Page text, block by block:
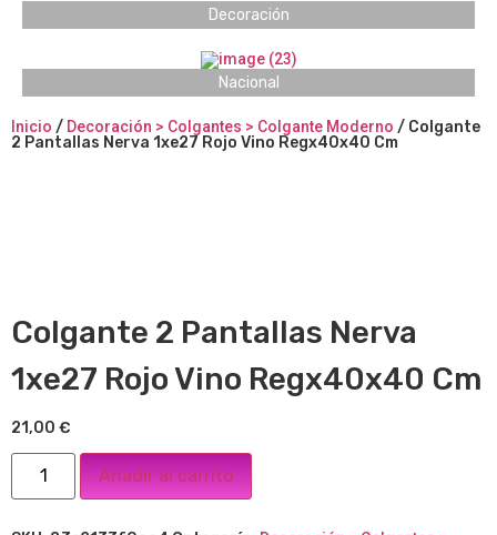
Decoración
Nacional
Inicio / Decoración > Colgantes > Colgante Moderno / Colgante
2 Pantallas Nerva 1xe27 Rojo Vino Regx40x40 Cm
Colgante 2 Pantallas Nerva
1xe27 Rojo Vino Regx40x40 Cm
21,00 €
Añadir al carrito